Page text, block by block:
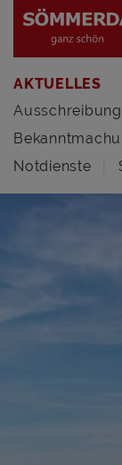
AKTUELLES
Notdienste